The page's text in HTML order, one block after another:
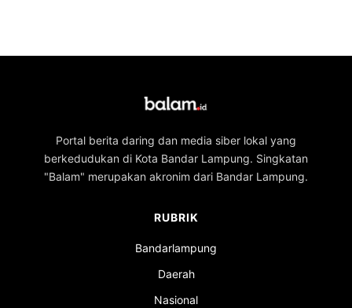
Portal berita daring dan media siber lokal yang
berkedudukan di Kota Bandar Lampung. Singkatan
"Balam" merupakan akronim dari Bandar Lampung.
RUBRIK
Bandarlampung
Daerah
Nasional